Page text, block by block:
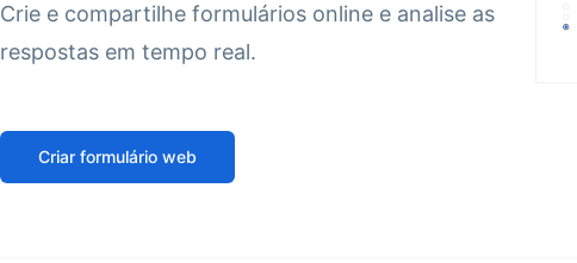
Crie e compartilhe formulários online e analise as
respostas em tempo real.
Criar formulário web